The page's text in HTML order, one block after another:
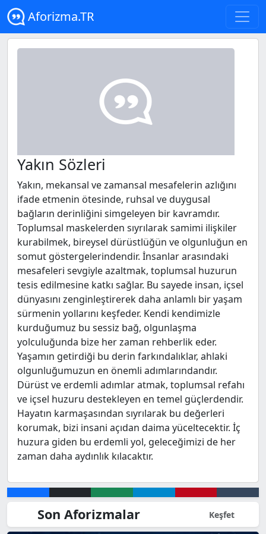
Aforizma.TR
Yakın Sözleri
Yakın, mekansal ve zamansal mesafelerin azlığını
ifade etmenin ötesinde, ruhsal ve duygusal
bağların derinliğini simgeleyen bir kavramdır.
Toplumsal maskelerden sıyrılarak samimi ilişkiler
kurabilmek, bireysel dürüstlüğün ve olgunluğun en
somut göstergelerindendir. İnsanlar arasındaki
mesafeleri sevgiyle azaltmak, toplumsal huzurun
tesis edilmesine katkı sağlar. Bu sayede insan, içsel
dünyasını zenginleştirerek daha anlamlı bir yaşam
sürmenin yollarını keşfeder. Kendi kendimizle
kurduğumuz bu sessiz bağ, olgunlaşma
yolculuğunda bize her zaman rehberlik eder.
Yaşamın getirdiği bu derin farkındalıklar, ahlaki
olgunluğumuzun en önemli adımlarındandır.
Dürüst ve erdemli adımlar atmak, toplumsal refahı
ve içsel huzuru destekleyen en temel güçlerdendir.
Hayatın karmaşasından sıyrılarak bu değerleri
korumak, bizi insani açıdan daima yüceltecektir. İç
huzura giden bu erdemli yol, geleceğimizi de her
zaman daha aydınlık kılacaktır.
Son Aforizmalar Keşfet